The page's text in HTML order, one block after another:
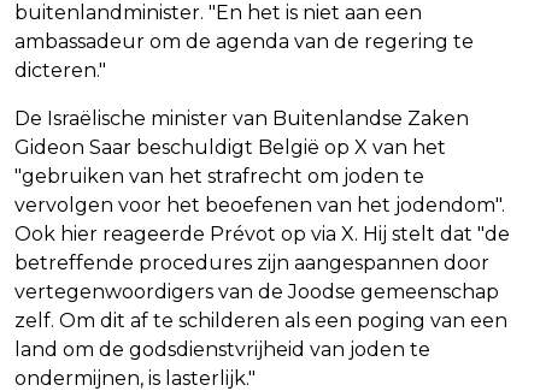
buitenlandminister. "En het is niet aan een
ambassadeur om de agenda van de regering te
dicteren."
De Israëlische minister van Buitenlandse Zaken
Gideon Saar beschuldigt België op X van het
"gebruiken van het strafrecht om joden te
vervolgen voor het beoefenen van het jodendom".
Ook hier reageerde Prévot op via X. Hij stelt dat "de
betreffende procedures zijn aangespannen door
vertegenwoordigers van de Joodse gemeenschap
zelf. Om dit af te schilderen als een poging van een
land om de godsdienstvrijheid van joden te
ondermijnen, is lasterlijk."